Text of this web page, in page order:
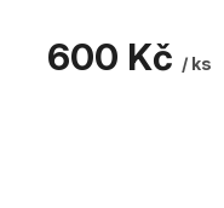
600 Kč / ks